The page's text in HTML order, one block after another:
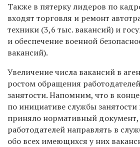
Также в пятерку лидеров по
входят торговля и ремонт
техники (3,6 тыс. вакансий) и
и обеспечение военной
вакансий).
Увеличение числа вакансий в
ростом обращения
занятости. Напомним, что в
по инициативе службы занятости
приняло нормативный документ,
работодателей направлять в
обо всех имеющихся у них